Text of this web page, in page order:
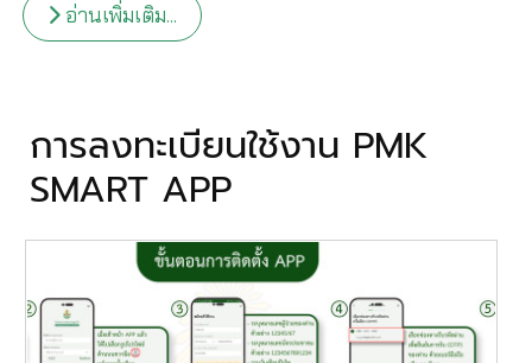
อ่านเพิ่มเติม...
การลงทะเบียนใช้งาน PMK
SMART APP